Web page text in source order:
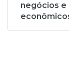
negócios